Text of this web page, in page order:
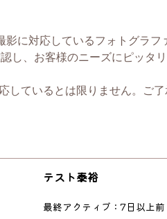
影に対応しているフォトグラフ
、お客様のニーズにピッタ
しているとは限りません。ご了
テスト泰裕
最終アクティブ：7日以上前